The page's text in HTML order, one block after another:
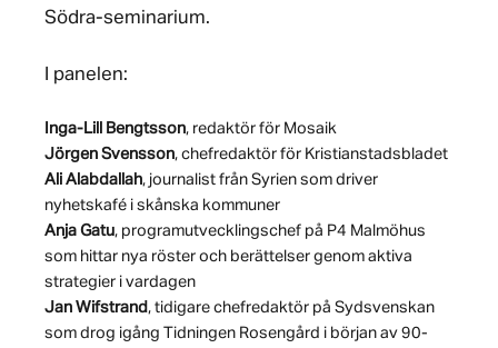
Södra-seminarium.
I panelen:
Inga-Lill Bengtsson, redaktör för Mosaik
Jörgen Svensson, chefredaktör för Kristianstadsbladet
Ali Alabdallah, journalist från Syrien som driver
nyhetskafé i skånska kommuner
Anja Gatu, programutvecklingschef på P4 Malmöhus
som hittar nya röster och berättelser genom aktiva
strategier i vardagen
Jan Wifstrand , tidigare chefredaktör på Sydsvenskan
som drog igång Tidningen Rosengård i början av 90-